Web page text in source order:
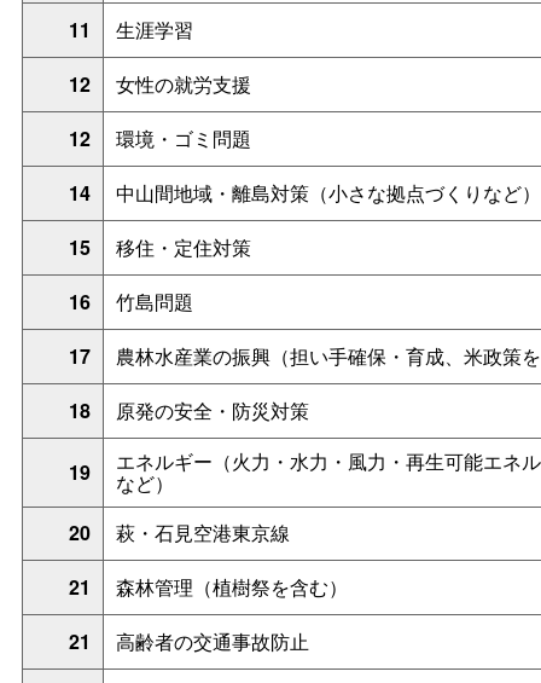
11
生涯学習
12
女性の就労支援
12
環境・ゴミ問題
14
中山間地域・離島対策（小さな拠点づくりなど）
15
移住・定住対策
16
竹島問題
17
農林水産業の振興（担い手確保・育成、米政策
18
原発の安全・防災対策
19 エネルギー（火力・水力・風力・再生可能エネ
など）
20
萩・石見空港東京線
21
森林管理（植樹祭を含む）
21
高齢者の交通事故防止